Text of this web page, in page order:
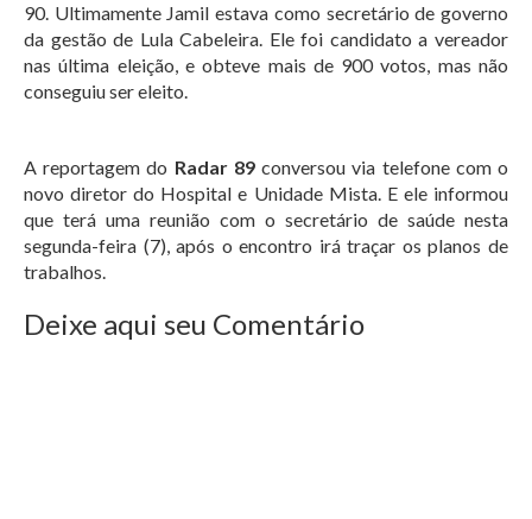
90. Ultimamente Jamil estava como secretário de governo
da gestão de Lula Cabeleira. Ele foi candidato a vereador
nas última eleição, e obteve mais de 900 votos, mas não
conseguiu ser eleito.
A reportagem do Radar 89conversou via telefone com o
novo diretor do Hospital e Unidade Mista. E ele informou
que terá uma reunião com o secretário de saúde nesta
segunda-feira (7), após o encontro irá traçar os planos de
trabalhos.
Deixe aqui seu Comentário